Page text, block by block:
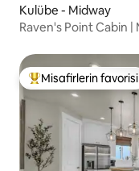
Kulübe - Midway
Raven's Point Cabin |
Misafirlerin
Misafirlerin favorisi